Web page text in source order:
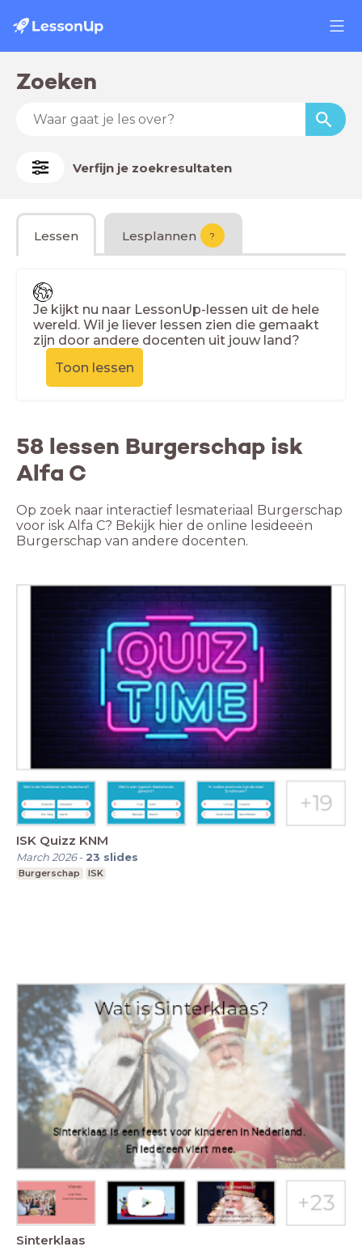
Zoeken
Verfijn je zoekresultaten
Lessen Lesplannen ?
Je kijkt nu naar LessonUp-lessen uit de hele
wereld. Wil je liever lessen zien die gemaakt
zijn door andere docenten uit jouw land?
Toon lessen
58 lessen Burgerschap isk
Alfa C
Op zoek naar interactief lesmateriaal Burgerschap
voor isk Alfa C? Bekijk hier de online lesideeën
Burgerschap van andere docenten.
ISK Quizz KNM
March 2026- 23 slides
Burgerschap ISK
Sinterklaas